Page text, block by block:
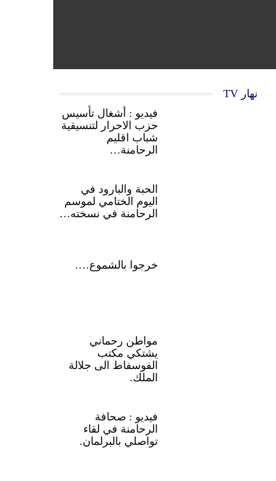
نهار TV
فيديو : أشغال تأسيس
حزب الاحرار لتنسيقية
شباب اقليم
الرحامنة…
الحبة والبارود في
اليوم الختامي لموسم
الرحامنة في نسخته…
خرجوا بالشموع….
مواطن رحماني
يشتكي مكتب
الفوسفاط الى جلالة
الملك.
فيديو : صحافة
الرحامنة في لقاء
تواصلي بالبرلمان.